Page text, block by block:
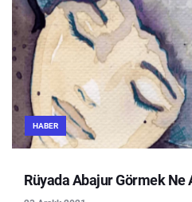
HABER
Rüyada Abajur Görmek Ne